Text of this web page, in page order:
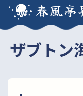
春風亭
ザブトン